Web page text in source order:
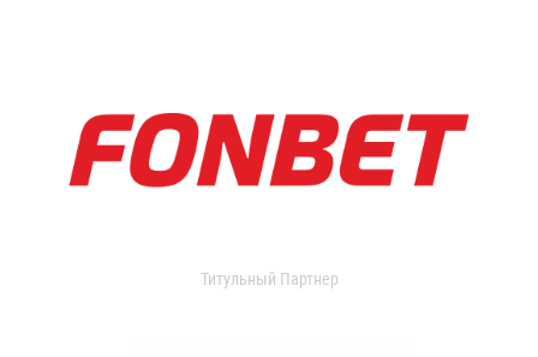
Титульный Партнер